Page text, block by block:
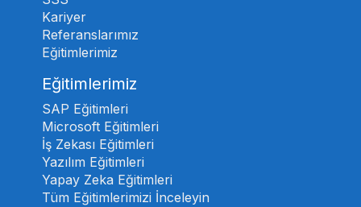
Kariyer
Referanslarımız
Eğitimlerimiz
Eğitimlerimiz
SAP Eğitimleri
Microsoft Eğitimleri
İş Zekası Eğitimleri
Yazılım Eğitimleri
Yapay Zeka Eğitimleri
Tüm Eğitimlerimizi İnceleyin